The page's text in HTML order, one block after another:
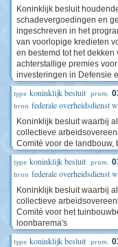
Koninklijk besluit
schadevergoedingen en
ingeschreven in het
van voorlopige kredieten
en bestemd tot het
achterstallige premies
investeringen in Defensie
type koninklijk besluit prom.
bron federale overheidsdienst
Koninklijk besluit waarbij
collectieve
Comité voor de landbouw,
type koninklijk besluit prom.
bron federale overheidsdienst
Koninklijk besluit waarbij
collectieve
Comité voor het
loonbarema's
type koninklijk besluit prom.